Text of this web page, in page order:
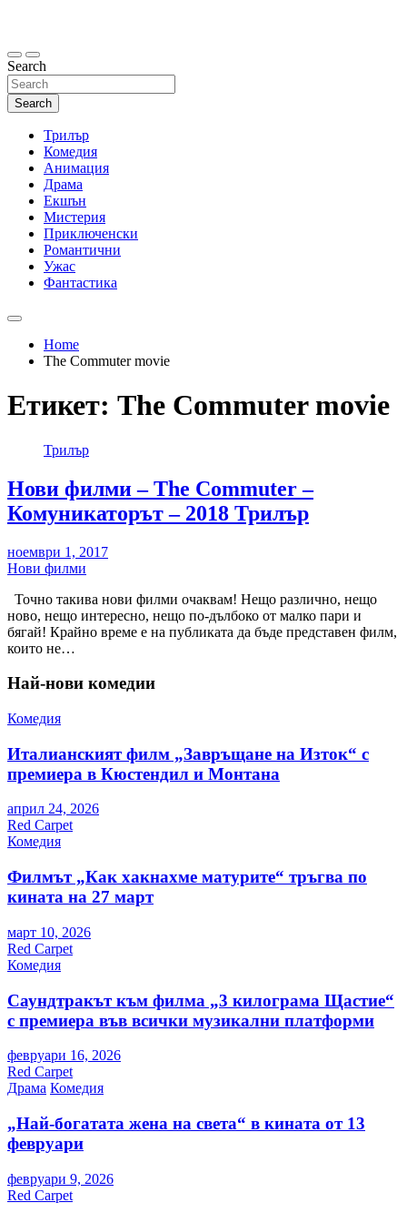
Search
Search
Трилър
Комедия
Анимация
Драма
Екшън
Мистерия
Приключенски
Романтични
Ужас
Фантастика
Home
The Commuter movie
Етикет: The Commuter movie
Трилър
Нови филми – The Commuter –
Комуникаторът – 2018 Трилър
ноември 1, 2017
Нови филми
Точно такива нови филми очаквам! Нещо различно, нещо
ново, нещо интересно, нещо по-дълбоко от малко пари и
бягай! Крайно време е на публиката да бъде представен филм,
които не…
Най-нови комедии
Комедия
Италианският филм „Завръщане на Изток“ с
премиера в Кюстендил и Монтана
април 24, 2026
Red Carpet
Комедия
Филмът „Как хакнахме матурите“ тръгва по
кината на 27 март
март 10, 2026
Red Carpet
Комедия
Саундтракът към филма „3 килограма Щастие“
с премиера във всички музикални платформи
февруари 16, 2026
Red Carpet
Драма Комедия
„Най-богатата жена на света“ в кината от 13
февруари
февруари 9, 2026
Red Carpet